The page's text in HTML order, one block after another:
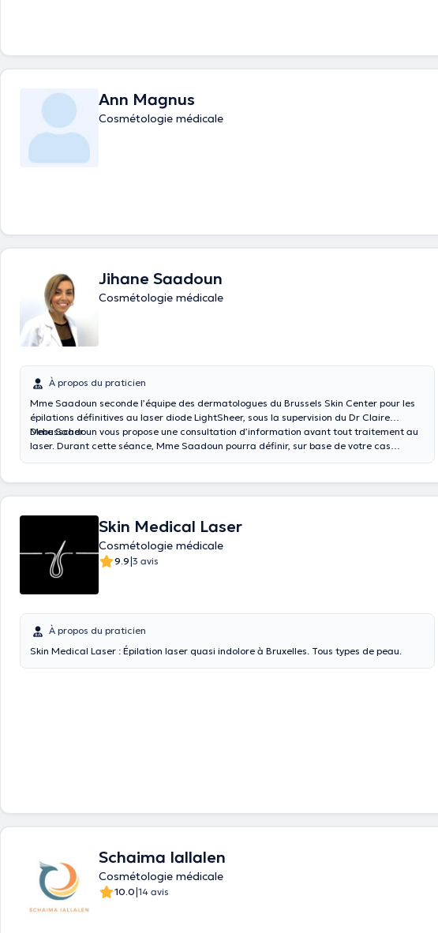
Ann Magnus
Cosmétologie médicale
Jihane Saadoun
Cosmétologie médicale
À propos du praticien
Mme Saadoun seconde l’équipe des dermatologues du Brussels Skin Center pour les
épilations définitives au laser diode LightSheer, sous la supervision du Dr Claire
Debusscher.
Mme Saadoun vous propose une consultation d’information avant tout traitement au
laser. Durant cette séance, Mme Saadoun pourra définir, sur base de votre cas
Skin Medical Laser
Cosmétologie médicale
9.9|3 avis
À propos du praticien
Skin Medical Laser : Épilation laser quasi indolore à Bruxelles. Tous types de peau.
Schaima Iallalen
Cosmétologie médicale
10.0|14 avis